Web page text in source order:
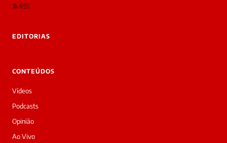
Boa
noite!
Sou
a
daqui
do
RSS
EDITORIAS
CONTEÚDOS
Vídeos
Podcasts
Opinião
Ao Vivo